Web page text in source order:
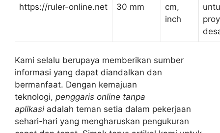
https://ruler-online.net 30 mm
cm,
inch
Kami selalu berupaya memberikan sumber
informasi yang dapat diandalkan dan
bermanfaat. Dengan kemajuan
teknologi, penggaris online tanpa
aplikasi adalah teman setia dalam pekerjaan
sehari-hari yang mengharuskan pengukuran